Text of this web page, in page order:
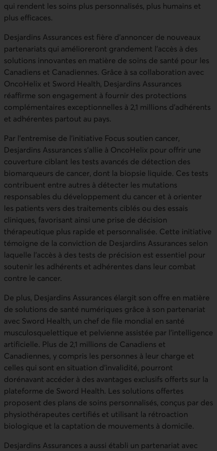
qui rendent les soins plus personnalisés, plus humains et
plus efficaces.
Desjardins Assurances est fière d’annoncer de nouveaux
partenariats qui amélioreront grandement l’accès à des
solutions innovantes en matière de soins de santé pour les
Canadiens et Canadiennes. Grâce à sa collaboration avec
OncoHelix et Sword Health, Desjardins Assurances
réaffirme son engagement à fournir des protections
complémentaires exceptionnelles à 2,1 millions d’adhérents
et adhérentes partout au pays.
Par l’entremise de l’initiative Focus soutien cancer,
Desjardins Assurances s’allie à OncoHelix pour offrir une
couverture ciblant les tests avancés de détection des
biomarqueurs de cancer, dont la biopsie liquide. Ces tests
contribuent entre autres à détecter les mutations
responsables du développement du cancer et à orienter
les patients vers des traitements ciblés ou des essais
cliniques, favorisant ainsi une prise de décision
thérapeutique plus rapide et personnalisée. Cette initiative
témoigne de la conviction de Desjardins Assurances selon
laquelle l’accès à des tests de précision est essentiel pour
soutenir les adhérents et adhérentes dans leur combat
contre le cancer.
De plus, Desjardins Assurances élargit son offre en matière
de solutions de santé numériques grâce à son partenariat
avec Sword Health, un chef de file mondial en santé
musculosquelettique et pelvienne assistée par l’intelligence
artificielle. Plus de 2,1 millions de Canadiens et
Canadiennes, y compris les personnes à leur charge et
celles qui sont en situation d’invalidité, pourront
dorénavant accéder à des avantages exclusifs offerts sur la
plateforme de Sword Health. Les solutions offertes
proposent des plans de soins personnalisés, conçus par des
physiothérapeutes certifiés et utilisant la rétroaction
biologique et la captation de mouvements à domicile.
Desjardins Assurances a aussi établi un partenariat avec